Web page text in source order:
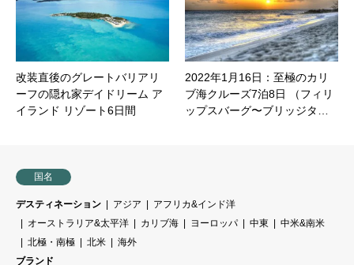
改装直後のグレートバリアリ
ーフの隠れ家デイドリーム ア
イランド リゾート6日間
2022年1月16日：至極のカリ
ブ海クルーズ7泊8日 （フィリ
ップスバーグ〜ブリッジタ…
国名
デスティネーション アジア
アフリカ&インド洋
オーストラリア&太平洋
カリブ海 ヨーロッパ 中東
中米&南米
北極・南極
北米
海外
ブランド